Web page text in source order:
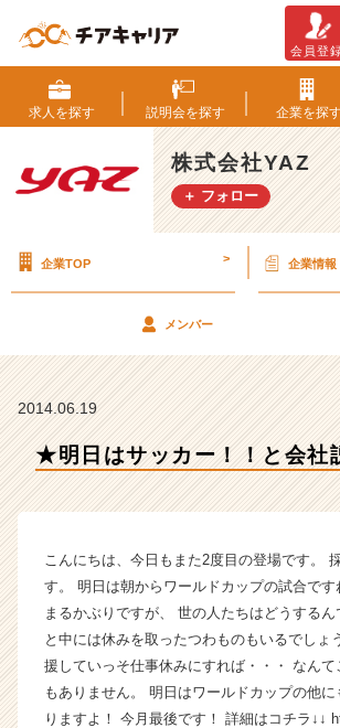
明
日
は
サ
ッ
カ
社
会
会
社
の
タ
イ
ム
ラ
イ
会員登
求人を探す 説明会を探す 企業を探
株式会社YAZ
＋ フォロー
企業TOP > 企業情報
メンバー
2014.06.19
★明日はサッカー！！と会社
こんにちは、今日もまた2度目の登場です。
す。 明日は朝からワールドカップの試合です
まるかぶりですが、 世の人たちはどうするん
と中には休みを取ったつわものもいるでしょ
援していっそ仕事休みにすれば・・・ なんて
もありません。 明日はワールドカップの他
りますよ！ 今月最後です！ 詳細はコチラ↓↓